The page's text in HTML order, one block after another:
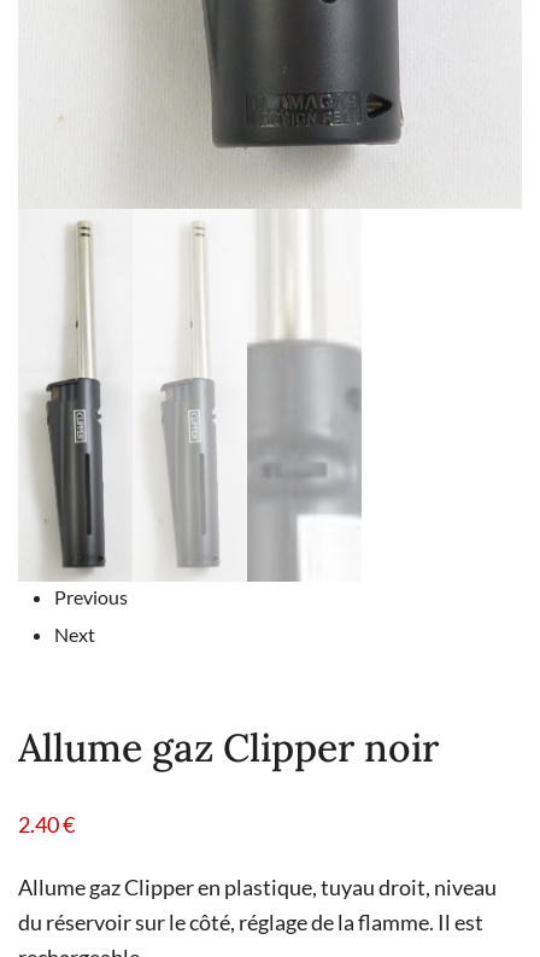
Previous
Next
Allume gaz Clipper noir
2.40€
Allume gaz Clipper en plastique, tuyau droit, niveau
du réservoir sur le côté, réglage de la flamme. Il est